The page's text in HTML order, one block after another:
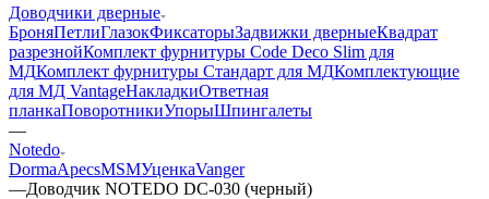
Доводчики дверные
БроняПетлиГлазокФиксаторыЗадвижки дверныеКвадрат
разрезнойКомплект фурнитуры Code Deco Slim для
МДКомплект фурнитуры Стандарт для МДКомплектующие
для МД VantageНакладкиОтветная
планкаПоворотникиУпорыШпингалеты
—
Notedo
DormaApecsMSMУценкаVanger
—Доводчик NOTEDO DC-030 (черный)